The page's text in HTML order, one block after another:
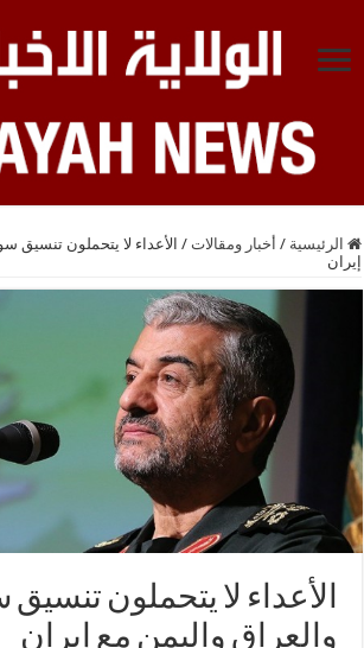
الرئيسية / أخبار ومقالات / الأعداء لا يتحملون تنسيق
إيران
الأعداء لا يتحملون تنسيق
والعراق واليمن مع إيران